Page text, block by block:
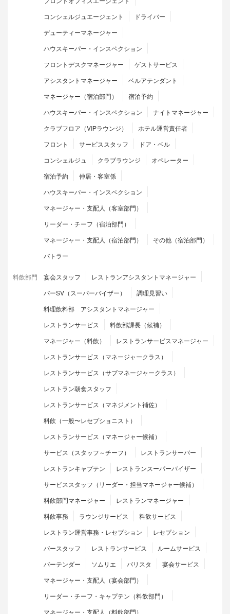
コンシェルジュエージェント
ドライバー
デューティーマネージャー
ハウスキーパー・インスペクション
フロントデスクマネージャー
ゲストサービス
アシスタントマネージャー
ベルアテンダント
マネージャー（宿泊部門）
宿泊予約
ハウスキーパー・インスペクション
ナイトマネージャー
クラブフロア（VIPラウンジ）
ホテル運営責任者
フロント
サービススタッフ
ドア・ベル
コンシェルジュ
クラブラウンジ
オペレーター
宿泊予約
仲居・客室係
ハウスキーパー・インスペクション
マネージャー・支配人（客室部門）
リーダー・チーフ（宿泊部門）
マネージャー・支配人（宿泊部門）
その他（宿泊部門）
バトラー
料飲部門 宴会スタッフ
レストランアシスタントマネージャー
バーSV（スーパーバイザー）
調理見習い
料理飲料部 アシスタントマネージャー
レストランサービス
料飲部課長（候補）
マネージャー（料飲）
レストランサービスマネージャー
レストランサービス（マネージャークラス）
レストランサービス（サブマネージャークラス）
レストラン朝食スタッフ
レストランサービス（マネジメント補佐）
料飲（一般〜レセプショニスト）
レストランサービス（マネージャー候補）
サービス（スタッフ～チーフ）
レストランサーバー
レストランキャプテン
レストランスーパーバイザー
サービススタッフ（リーダー・担当マネージャー候補）
料飲部門マネージャー
レストランマネージャー
料飲事務
ラウンジサービス
料飲サービス
レストラン運営事務・レセプション
レセプション
バースタッフ
レストランサービス
ルームサービス
バーテンダー
ソムリエ バリスタ
宴会サービス
マネージャー・支配人（宴会部門）
リーダー・チーフ・キャプテン（料飲部門）
マネージャー・支配人（料飲部門）